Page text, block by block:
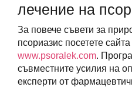
лечение на
За повече съвети за
псориазис посетете
www.psoralek.com.
съвместните усилия на
експерти от